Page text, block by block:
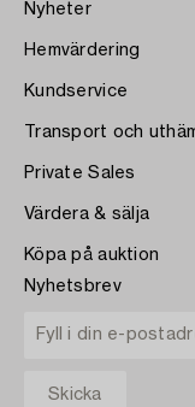
Nyheter
Hemvärdering
Kundservice
Transport och
Private Sales
Värdera & sälja
Köpa på auktion
Nyhetsbrev